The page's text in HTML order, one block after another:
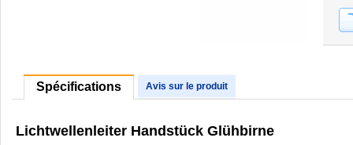
Spécifications Avis sur le produit
Lichtwellenleiter Handstück Glühbirne